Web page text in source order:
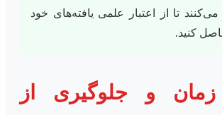
تا از اعتبار علمی یافته‌های خود
کنید.
و جلوگیری از